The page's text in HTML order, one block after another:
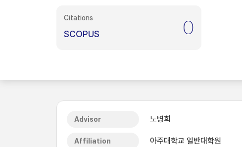
Citations
SCOPUS 0
Advisor 노병희
Affiliation 아주대학교 일반대학원